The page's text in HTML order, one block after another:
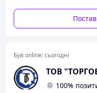
Був online:сьогодні
ТОВ
100%